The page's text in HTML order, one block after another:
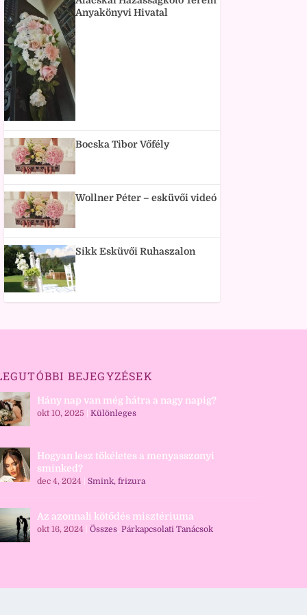
Anyakönyvi Hivatal
Bocska Tibor Vőfély
Wollner Péter – esküvői videó
Sikk Esküvői Ruhaszalon
BEJEGYZÉSEK
Hány nap van még hátra a nagy napig?
okt 10, 2025 Különleges
Hogyan lesz tökéletes a menyasszonyi
sminked?
dec 4, 2024 Smink, frizura
Az azonnali kötődés misztériuma
okt 16, 2024 Összes, Párkapcsolati Tanácsok